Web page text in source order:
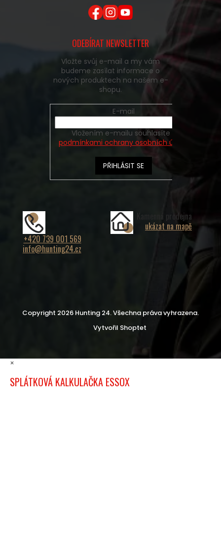
ODEBÍRAT NEWSLETTER
Vložte svůj e-mail a my vám
budeme zasílat informace o
nových produktech na našem e-
shopu.
E-mail
podmínkami ochrany osobních údajů
PŘIHLÁSIT SE
+420 739 001 569
info@hunting24.cz
Kamenná prodejna
ukázat na mapě
Vytvořil Shoptet
Copyright 2026 Hunting 24. Všechna práva vyhrazena.
×
SPLÁTKOVÁ KALKULAČKA ESSOX